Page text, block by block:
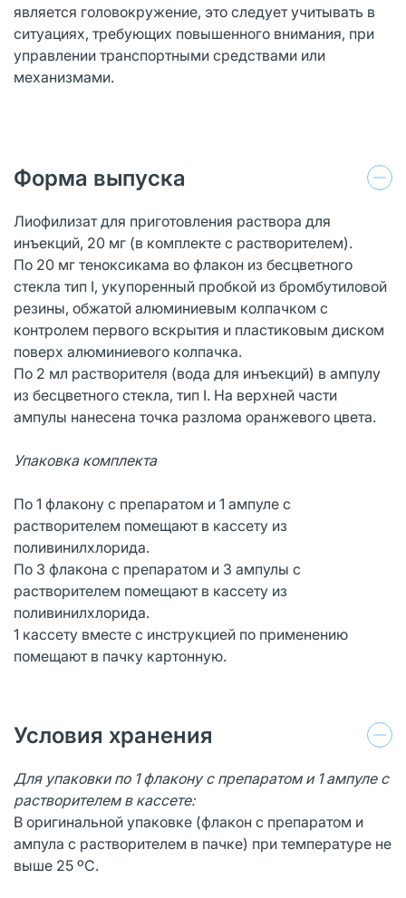
является головокружение, это следует учитывать в
ситуациях, требующих повышенного внимания, при
управлении транспортными средствами или
механизмами.
Форма выпуска
Лиофилизат для приготовления раствора для
инъекций, 20 мг (в комплекте с растворителем).
По 20 мг теноксикама во флакон из бесцветного
стекла тип I, укупоренный пробкой из бромбутиловой
резины, обжатой алюминиевым колпачком с
контролем первого вскрытия и пластиковым диском
поверх алюминиевого колпачка.
По 2 мл растворителя (вода для инъекций) в ампулу
из бесцветного стекла, тип I. На верхней части
ампулы нанесена точка разлома оранжевого цвета.
Упаковка комплекта
По 1 флакону с препаратом и 1 ампуле с
растворителем помещают в кассету из
поливинилхлорида.
По 3 флакона с препаратом и 3 ампулы с
растворителем помещают в кассету из
поливинилхлорида.
1 кассету вместе с инструкцией по применению
помещают в пачку картонную.
Условия хранения
Для упаковки по 1 флакону с препаратом и 1 ампуле с
растворителем в кассете:
В оригинальной упаковке (флакон с препаратом и
ампула с растворителем в пачке) при температуре не
выше 25 ºС.